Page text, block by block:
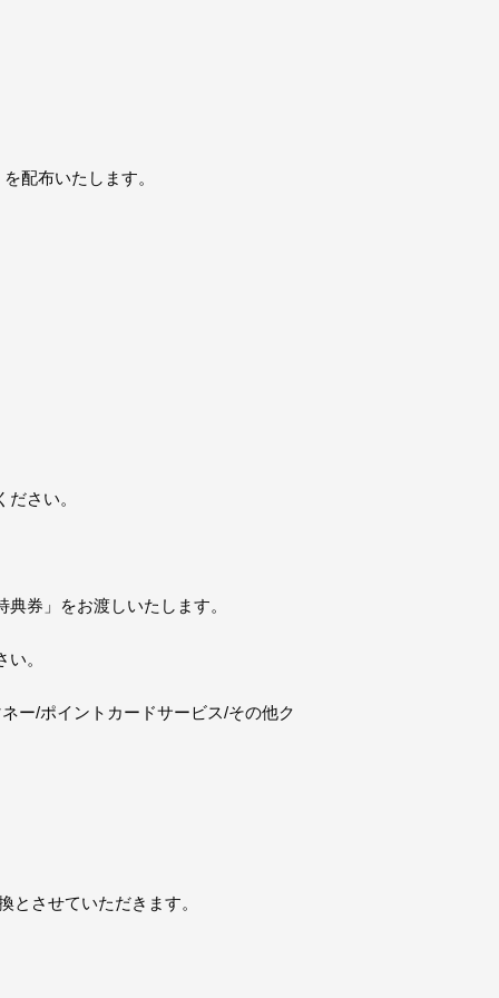
配布いたします。
さい。
券」をお渡しいたします。
。
ー/ポイントカードサービス/その他ク
させていただきます。